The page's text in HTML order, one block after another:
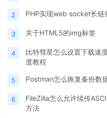
2 PHP实现web socket长链
3 关于HTML5的img标签
4
比特彗星怎么设置下载速
度教程
5 Postman怎么恢复备份数
6
FileZilla怎么允许续传
方法